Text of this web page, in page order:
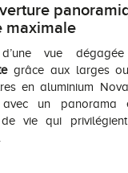
maximale
d’une vue
grâce aux larges
en aluminium
avec un panorama
vie qui